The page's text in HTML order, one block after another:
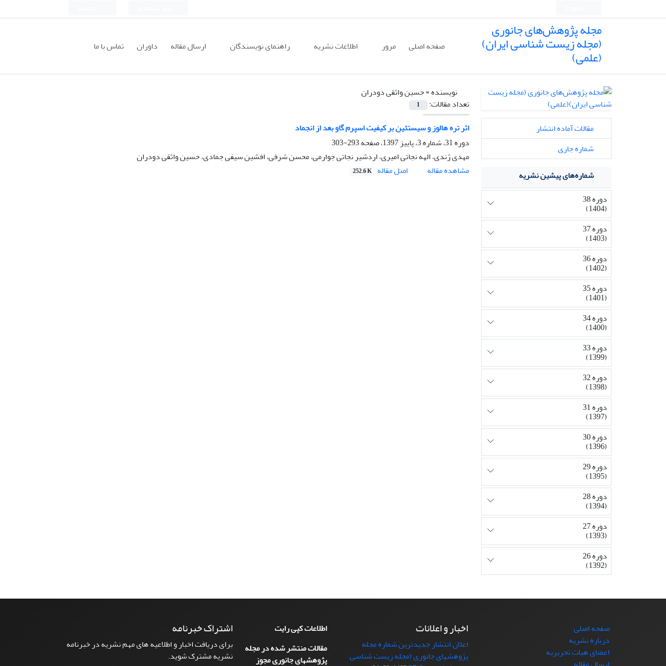
مجله پژوهش‌های جانوری
(مجله زیست شناسی ایران)
(علمی) صفحه اصلی مرور اطلاعات نشریه راهنمای نویسندگان ارسال مقاله داوران تماس با ما
نویسنده =حسین واثقی دودران
تعداد مقالات:
1
اثر تره هالوز و سیستئین بر کیفیت اسپرم گاو بعد از انجماد
دوره 31، شماره 3، پاییز 1397، صفحه
293-303
مهدی ژندی، الهه نجاتی امیری، اردشیر نجاتی جوارمی، محسن شرفی، افشین سیفی جمادی، حسین واثقی دودران
مشاهده مقاله
اصل مقاله 252.6 K
مقالات آماده انتشار
شماره جاری
شماره‌های پیشین نشریه
دوره 38
(1404)
دوره 37
(1403)
دوره 36
(1402)
دوره 35
(1401)
دوره 34
(1400)
دوره 33
(1399)
دوره 32
(1398)
دوره 31
(1397)
دوره 30
(1396)
دوره 29
(1395)
دوره 28
(1394)
دوره 27
(1393)
دوره 26
(1392)
صفحه اصلی
درباره نشریه
اعضای هیات تحریریه
اخبار و اعلانات
اعلان انتشار جدیدترین شماره مجله
پژوهشهای جانوری (مجله زیست شناسی
اطلاعات کپی رایت
مقالات منتشر شده در مجله
پژوهشهای جانوری مجوز
اشتراک خبرنامه
برای دریافت اخبار و اطلاعیه های مهم نشریه در خبرنامه
نشریه مشترک شوید.